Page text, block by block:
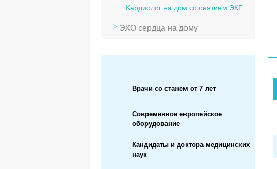
Кардиолог на дом со снятием ЭКГ
ЭХО сердца на дому
Врачи со стажем от 7 лет
Современное европейское
оборудование
Кандидаты и доктора медицинских
наук